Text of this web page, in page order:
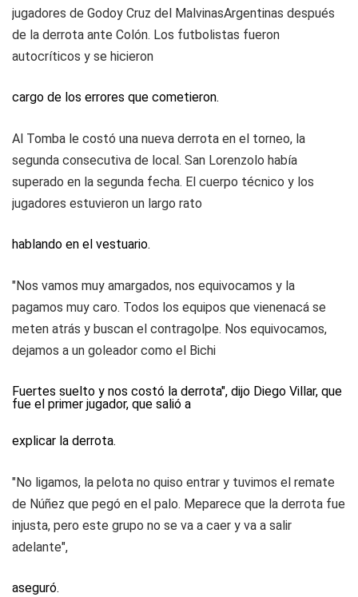
jugadores de Godoy Cruz del MalvinasArgentinas después
de la derrota ante Colón. Los futbolistas fueron
autocríticos y se hicieron
cargo de los errores que cometieron.
Al Tomba le costó una nueva derrota en el torneo, la
segunda consecutiva de local. San Lorenzolo había
superado en la segunda fecha. El cuerpo técnico y los
jugadores estuvieron un largo rato
hablando en el vestuario.
"Nos vamos muy amargados, nos equivocamos y la
pagamos muy caro. Todos los equipos que vienenacá se
meten atrás y buscan el contragolpe. Nos equivocamos,
dejamos a un goleador como el Bichi
Fuertes suelto y nos costó la derrota", dijo Diego Villar, que
fue el primer jugador, que salió a
explicar la derrota.
"No ligamos, la pelota no quiso entrar y tuvimos el remate
de Núñez que pegó en el palo. Meparece que la derrota fue
injusta, pero este grupo no se va a caer y va a salir
adelante",
aseguró.